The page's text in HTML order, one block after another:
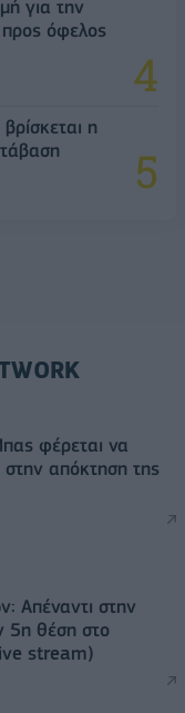
για την
όφελος
η
φέρεται να
στην απόκτηση της
Απέναντι στην
5η θέση στο
stream)